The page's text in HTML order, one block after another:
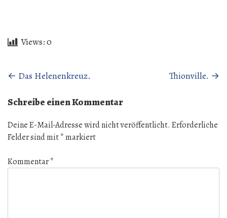
Views:0
Beitragsnavigation
← Das Helenenkreuz. Thionville. →
Schreibe einen Kommentar
Deine E-Mail-Adresse wird nicht veröffentlicht. Erforderliche
Felder sind mit* markiert
Kommentar*